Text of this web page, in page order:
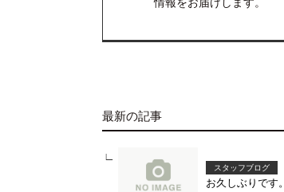
最新の記事
スタッフブログ
お久しぶりです。